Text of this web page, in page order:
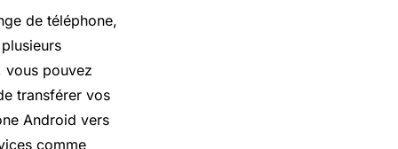
de téléphone,
vous pouvez
transférer vos
Android vers
comme